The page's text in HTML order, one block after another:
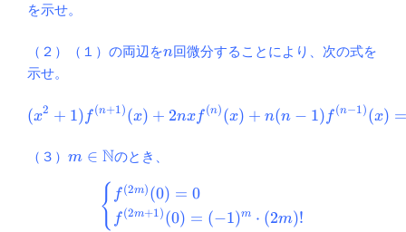
を示せ。
（２）（１）の両辺をn
n回微分することにより、次の式を
示せ。
(x2 + 1) f (n+1) (x) + 2nxf (n) (x) + n(n − 1) f (n−1) (x)
（３） m \in
m ∈ Nのとき、
{ f (2m) (0) = 0
f (2m+1) (0) = (−1)m ⋅ (2m)!